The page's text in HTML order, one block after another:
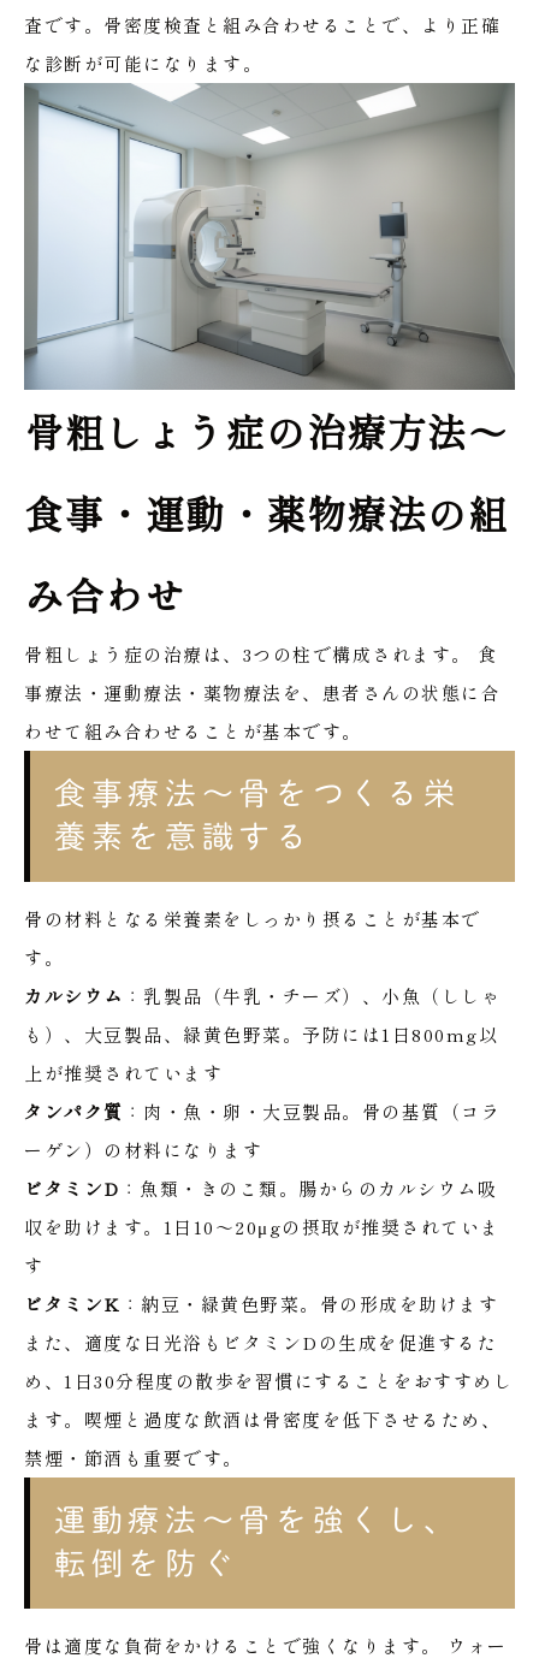
査です。骨密度検査と組み合わせることで、より正確
な診断が可能になります。
骨粗しょう症の治療方法〜
食事・運動・薬物療法の組
み合わせ
骨粗しょう症の治療は、3つの柱で構成されます。
食
事療法・運動療法・薬物療法を、患者さんの状態に合
わせて組み合わせることが基本です。
食事療法〜骨をつくる栄
養素を意識する
骨の材料となる栄養素をしっかり摂ることが基本で
す。
カルシウム ：乳製品（牛乳・チーズ）、小魚（ししゃ
も）、大豆製品、緑黄色野菜。予防には1日800mg以
上が推奨されています
タンパク質 ：肉・魚・卵・大豆製品。骨の基質（コラ
ーゲン）の材料になります
ビタミンD ：魚類・きのこ類。腸からのカルシウム吸
収を助けます。1日10〜20μgの摂取が推奨されていま
す
ビタミンK ：納豆・緑黄色野菜。骨の形成を助けます
また、適度な日光浴もビタミンDの生成を促進するた
め、1日30分程度の散歩を習慣にすることをおすすめし
ます。喫煙と過度な飲酒は骨密度を低下させるため、
禁煙・節酒も重要です。
運動療法〜骨を強くし、
転倒を防ぐ
骨は適度な負荷をかけることで強くなります。
ウォー